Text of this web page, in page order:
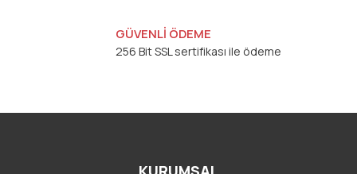
GÜVENLİ ÖDEME
256 Bit SSL sertifikası ile ödeme